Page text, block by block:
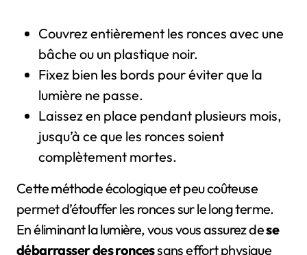
Couvrez entièrement les ronces avec une
bâche ou un plastique noir.
Fixez bien les bords pour éviter que la
lumière ne passe.
Laissez en place pendant plusieurs mois,
jusqu’à ce que les ronces soient
complètement mortes.
Cette méthode écologique et peu coûteuse
permet d’étouffer les ronces sur le long terme.
En éliminant la lumière, vous vous assurez dese
débarrasser des roncessans effort physique